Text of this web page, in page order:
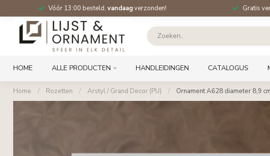
Vóór 13:00 besteld, vandaagverzonden! Gratis
HOME ALLE PRODUCTEN HANDLEIDINGEN CATALOGUS
Home / Rozetten / Arstyl / Grand Decor (PU) / Ornament A628 diameter 8,9